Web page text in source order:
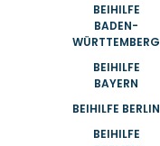
BEIHILFE
BADEN-
WÜRTTEMBERG
BEIHILFE
BAYERN
BEIHILFE BERLIN
BEIHILFE